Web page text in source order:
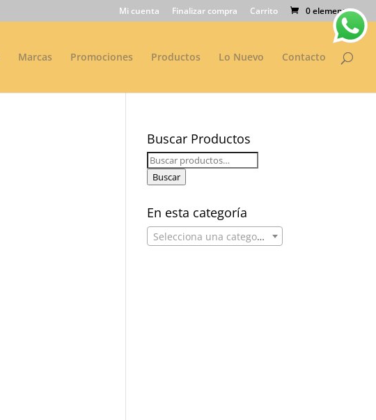
Mi cuenta Finalizar compra Carrito 0 elementos
Marcas Promociones Productos Lo Nuevo Contacto
Buscar Productos
Buscar
por:
Buscar
En esta categoría
Selecciona una categoría